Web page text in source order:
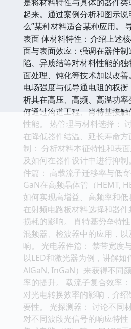
起来。通过案例分析和图示
么”某种材料适合某种应用。
表面 体材料特性：介绍上述
面与表面效应：强调在器件
陷、异质结等对材料性能的
面处理、钝化等技术加以改
电场强度与低导通电阻的权
析其在高压、高频、高温功
何通过沟道工程、肖特基接
性能。 热管理与材料选择：
在降低器件结温、延长寿命
制： 分析材料本征特性和表
及如何在器件设计中进行抑
件篇： 高载流子迁移率与低
GaN在高频晶体管（HEMT,
如何实现高增益、高频率和
在射频电路板材料选择和器
损耗的影响。 肖特基势垒特
混频器、检波器中的应用，
响。 光电器件篇： 禁带宽度
以LED和激光器为例，讲解
AlGaN, InGaN）来获得不同
率的提升。 载流子复合效率
对光电转换效率的影响，介
要性。 光探测器： 讨论不同
对不同波段光信号的响应特性